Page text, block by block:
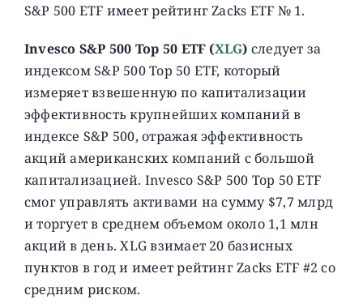
S&P 500 ETF имеет рейтинг Zacks ETF № 1.
Invesco S&P 500 Top 50 ETF (XLG) следует за
индексом S&P 500 Top 50 ETF, который
измеряет взвешенную по капитализации
эффективность крупнейших компаний в
индексе S&P 500, отражая эффективность
акций американских компаний с большой
капитализацией. Invesco S&P 500 Top 50 ETF
смог управлять активами на сумму $7,7 млрд
и торгует в среднем объемом около 1,1 млн
акций в день. XLG взимает 20 базисных
пунктов в год и имеет рейтинг Zacks ETF #2 со
средним риском.